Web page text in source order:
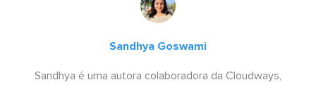
Sandhya Goswami
Sandhya é uma autora colaboradora da Cloudways,